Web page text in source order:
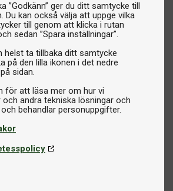
”Godkänn” ger du ditt samtycke till
Du kan också välja att uppge vilka
till genom att klicka i rutan
sedan ”Spara inställningar”.
helst ta tillbaka ditt samtycke
på den lilla ikonen i det nedre
sidan.
för att läsa mer om hur vi
och andra tekniska lösningar och